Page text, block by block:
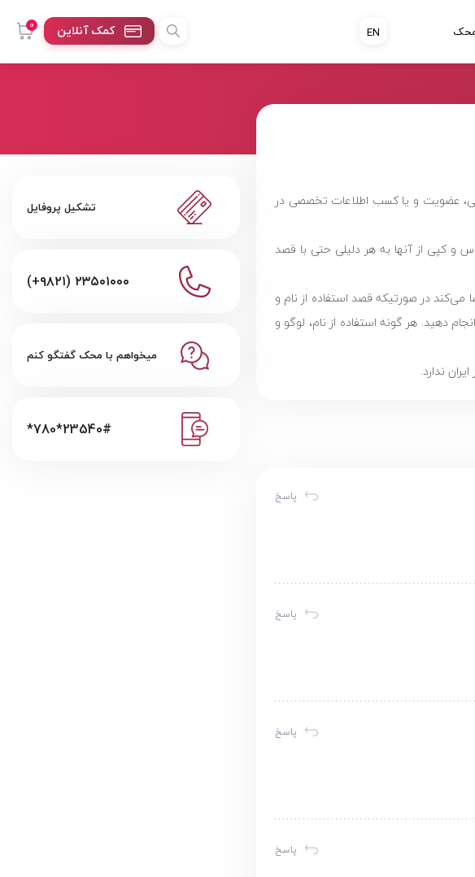
0 کمک آنلاین EN
عضویت و یا کسب اطلاعات تخصصی در
و کپی از آنها به هر دلیلی حتی با قصد
می‌کند در صورتیکه قصد استفاده از نام و
و یا تبلیغ برای محک در سایت خود را دارید، این کار را با اطلاع و کسب موافقت مؤسسه (23501953 – 23501951) انجام دهید. هر گونه استفاده از نام، لوگو و
پاسخ
پاسخ
پاسخ
پاسخ
تشکیل پروفایل
(+۹۸۲۱) ۲۳۵۰۱۰۰۰
میخواهم با محک گفتگو کنم
*780*23540#